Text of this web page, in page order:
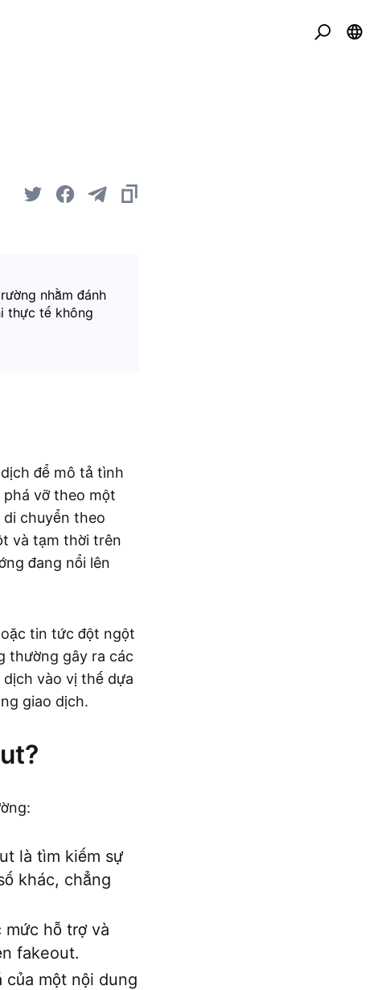
nhằm đánh
thực tế không
để mô tả tình
vỡ theo một
chuyển theo
và tạm thời trên
đang nổi lên
tin tức đột ngột
thường gây ra các
vào vị thế dựa
giao dịch.
là tìm kiếm sự
khác, chẳng
hỗ trợ và
fakeout.
của một nội dung